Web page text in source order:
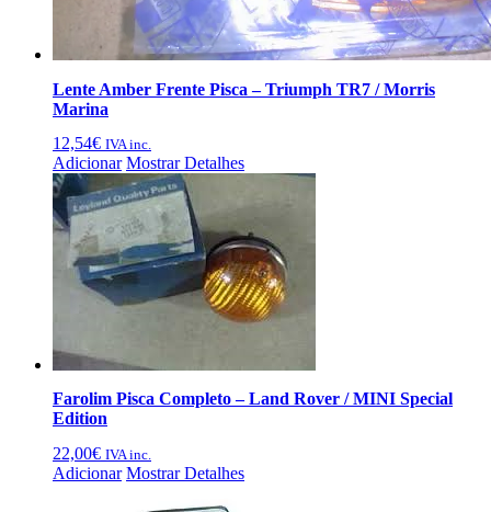
Lente Amber Frente Pisca – Triumph TR7 / Morris
Marina
12,54€ IVA inc.
Adicionar Mostrar Detalhes
Farolim Pisca Completo – Land Rover / MINI Special
Edition
22,00€ IVA inc.
Adicionar Mostrar Detalhes